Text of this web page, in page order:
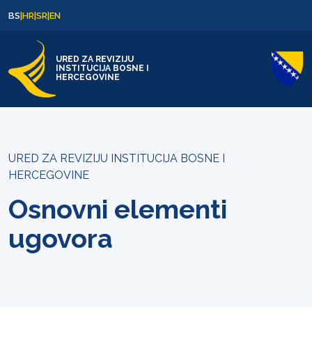
BS|HR|SR|EN
URED ZA REVIZIJU
INSTITUCIJA BOSNE I
HERCEGOVINE
URED ZA REVIZIJU INSTITUCIJA BOSNE I
HERCEGOVINE
Osnovni elementi
ugovora